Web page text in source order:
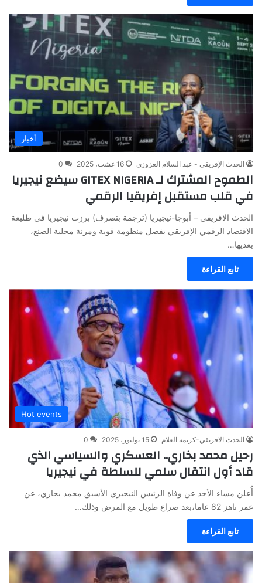
أخبار
الحدث الإفريقي - عبد السلام العزوزي 16 غشت، 2025 0
الطموح المشترك لـ GITEX NIGERIA سيضع نيجيريا
في قلب مستقبل إفريقيا الرقمي
الحدث الافريقي – أبوجا-نيجيريا (ترجمة بتصرف) برزت نيجيريا في طليعة
الاقتصاد الرقمي الإفريقي بفضل منظومة قوية ومرنة محلية الصنع،
يغذيها…
تابع القراءة
Hot events
الحدث الافريقي-كريمة العلام 15 يوليوز، 2025 0
رحيل محمد بخاري.. العسكري والسياسي الذي
قاد أول انتقال سلمي للسلطة في نيجيريا
أُعلن مساء الأحد عن وفاة الرئيس النيجيري الأسبق محمد بخاري، عن
عمر ناهز 82 عاما،بعد صراع طويل مع المرض وذلك…
تابع القراءة